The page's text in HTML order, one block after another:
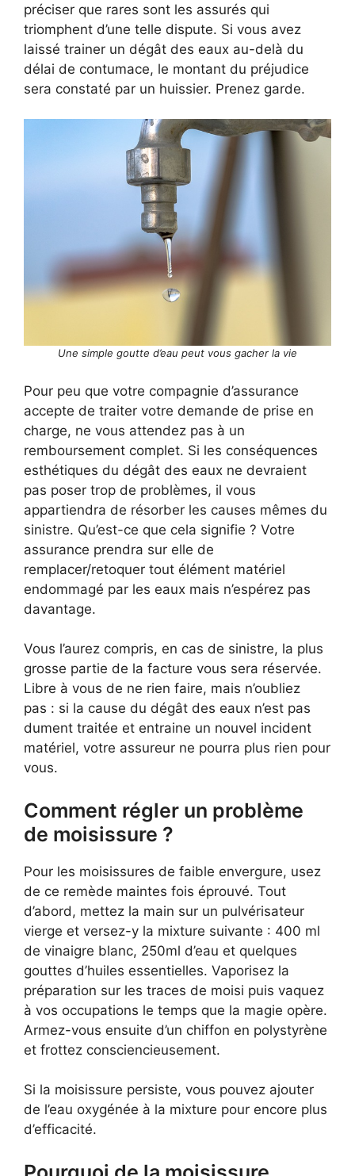
préciser que rares sont les assurés qui
triomphent d’une telle dispute. Si vous avez
laissé trainer un dégât des eaux au-delà du
délai de contumace, le montant du préjudice
sera constaté par un huissier. Prenez garde.
Une simple goutte d’eau peut vous gacher la vie
Pour peu que votre compagnie d’assurance
accepte de traiter votre demande de prise en
charge, ne vous attendez pas à un
remboursement complet. Si les conséquences
esthétiques du dégât des eaux ne devraient
pas poser trop de problèmes, il vous
appartiendra de résorber les causes mêmes du
sinistre. Qu’est-ce que cela signifie ? Votre
assurance prendra sur elle de
remplacer/retoquer tout élément matériel
endommagé par les eaux mais n’espérez pas
davantage.
Vous l’aurez compris, en cas de sinistre, la plus
grosse partie de la facture vous sera réservée.
Libre à vous de ne rien faire, mais n’oubliez
pas : si la cause du dégât des eaux n’est pas
dument traitée et entraine un nouvel incident
matériel, votre assureur ne pourra plus rien pour
vous.
Comment régler un problème
de moisissure ?
Pour les moisissures de faible envergure, usez
de ce remède maintes fois éprouvé. Tout
d’abord, mettez la main sur un pulvérisateur
vierge et versez-y la mixture suivante : 400 ml
de vinaigre blanc, 250ml d’eau et quelques
gouttes d’huiles essentielles. Vaporisez la
préparation sur les traces de moisi puis vaquez
à vos occupations le temps que la magie opère.
Armez-vous ensuite d’un chiffon en polystyrène
et frottez consciencieusement.
Si la moisissure persiste, vous pouvez ajouter
de l’eau oxygénée à la mixture pour encore plus
d’efficacité.